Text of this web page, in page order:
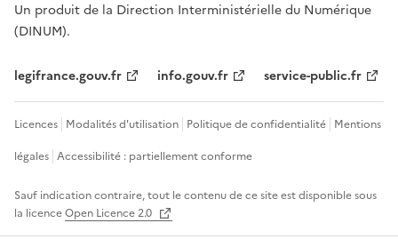
Un produit de la Direction Interministérielle du Numérique
(DINUM).
legifrance.gouv.fr info.gouv.fr service-public.fr
Licences Modalités d'utilisation Politique de confidentialité Mentions
légales Accessibilité : partiellement conforme
Sauf indication contraire, tout le contenu de ce site est disponible sous
la licenceOpen Licence 2.0